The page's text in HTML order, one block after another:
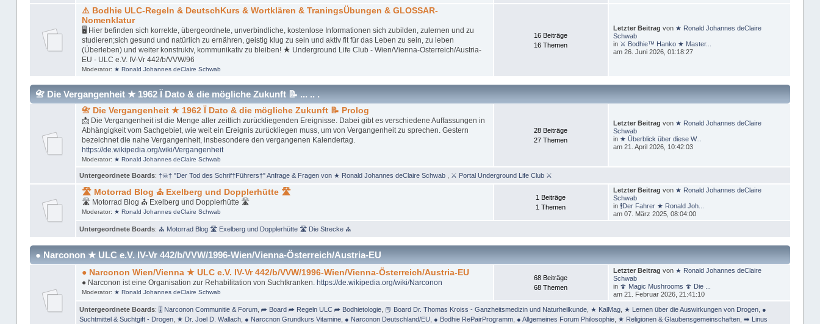
⚠️ Bodhie ULC-Regeln & DeutschKurs & Wortklären & TraningsÜbungen & GLOSSAR-
Nomenklatur
🖥 Hier befinden sich korrekte, übergeordnete, unverbindliche, kostenlose Informationen sich zubilden, zulernen und zu
studieren;sich gesund und natürlich zu ernähren, geistig klug zu sein und aktiv fit für das Leben zu sein, zu leben
(Überleben) und weiter konstrukiv, kommunikativ zu bleiben! ★ Underground Life Club - Wien/Vienna-Österreich/Austria-
EU - ULC e.V. IV-Vr 442/b/VVW/96
Moderator: ★ Ronald Johannes deClaire Schwab
16 Beiträge
16 Themen
Letzter Beitrag von ★ Ronald Johannes deClaire
Schwab
in ⚔ Bodhie™ Hanko ★ Master...
am 26. Juni 2026, 01:18:27
📇 Die Vergangenheit ★ 1962 Ï Dato & die mögliche Zukunft 📝 ... .. .
📇 Die Vergangenheit ★ 1962 Ï Dato & die mögliche Zukunft 📝 Prolog
📩 Die Vergangenheit ist die Menge aller zeitlich zurückliegenden Ereignisse. Dabei gibt es verschiedene Auffassungen in
Abhängigkeit vom Sachgebiet, wie weit ein Ereignis zurückliegen muss, um von Vergangenheit zu sprechen. Gestern
bezeichnet die nahe Vergangenheit, insbesondere den vergangenen Kalendertag.
https://de.wikipedia.org/wiki/Vergangenheit
Moderator: ★ Ronald Johannes deClaire Schwab
28 Beiträge
27 Themen
Letzter Beitrag von ★ Ronald Johannes deClaire
Schwab
in ★ Überblick über diese W...
am 21. April 2026, 10:42:03
Untergeordnete Boards: †☠† "Der Tod des Schrif†Führers†" Anfrage & Fragen von ★ Ronald Johannes deClaire Schwab ⚔ Portal Underground Life Club ⚔
🛣 Motorrad Blog ⛪ Exelberg und Dopplerhütte 🛣
🛣 Motorrad Blog ⛪ Exelberg und Dopplerhütte 🛣
Moderator: ★ Ronald Johannes deClaire Schwab
1 Beiträge
1 Themen
Letzter Beitrag von ★ Ronald Johannes deClaire
Schwab
in 🕴Der Fahrer ★ Ronald Joh...
am 07. März 2025, 08:04:00
Untergeordnete Boards: ⛪ Motorrad Blog 🛣 Exelberg und Dopplerhütte 🛣 Die Strecke ⛪
● Narconon ★ ULC e.V. IV-Vr 442/b/VVW/1996-Wien/Vienna-Österreich/Austria-EU
● Narconon Wien/Vienna ★ ULC e.V. IV-Vr 442/b/VVW/1996-Wien/Vienna-Österreich/Austria-EU
● Narconon ist eine Organisation zur Rehabilitation von Suchtkranken. https://de.wikipedia.org/wiki/Narconon
Moderator: ★ Ronald Johannes deClaire Schwab
68 Beiträge
68 Themen
Letzter Beitrag von ★ Ronald Johannes deClaire
Schwab
in 🍄 Magic Mushrooms 🍄 Die ...
am 21. Februar 2026, 21:41:10
Untergeordnete Boards: 🎚 Narconon Communitie & Forum, ➦ Board ➦ Regeln ULC ➦ Bodhietologie, 📕 Board Dr. Thomas Kroiss - Ganzheitsmedizin und Naturheilkunde, ★ KalMag, ★ Lernen über die Auswirkungen von Drogen, ●
Suchtmittel & Suchtgift - Drogen, ★ Dr. Joel D. Wallach, ● Narccnon Grundkurs Vitamine, ● Narconon Deutschland/EU ● Bodhie RePairProgramm, ● Allgemeines Forum Philosophie, ★ Religionen & Glaubensgemeinschaften, ➡️ Linus